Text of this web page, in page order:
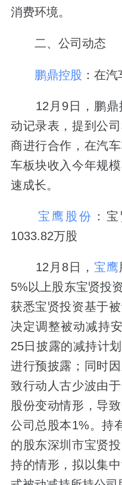
消费环境。
二、公司动态
鹏鼎控股 ：在
12月9日，鹏鼎
动记录表，提到公
商进行合作，在汽
车板块收入今年规
速成长。
宝鹰股份 ：
1033.82万股
12月8日， 宝鹰
5%以上股东宝贤投
获悉宝贤投资基于
决定调整被动减持
25日披露的减持计
进行预披露；同时
致行动人古少波由
股份变动情形，导
公司总股本1%。持
的股东深圳市宝贤
持的情形，拟以集